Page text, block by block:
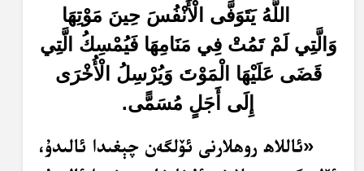
اللَّهُ يَتَوَفَّى الْأَنْفُسَ حِينَ مَوْتِهَا
وَالَّتِي لَمْ تَمُتْ فِي مَنَامِهَا فَيُمْسِكُ الَّتِي
قَضَى عَلَيْهَا الْمَوْتَ وَيُرْسِلُ الْأُخْرَى
إِلَى أَجَلٍ مُسَمًّى.
«ئاللاھ روھلارنى ئۆلگەن چېغىدا ئالىدۇ،